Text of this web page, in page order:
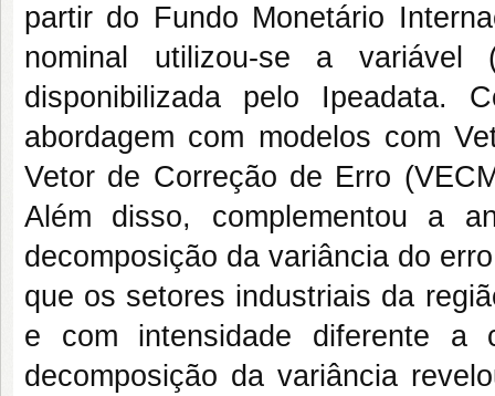
partir do Fundo Monetário
nominal utilizou-se a
disponibilizada pelo Ipeadata.
abordagem com modelos com
Vetor de Correção de Erro
Além disso, complementou a
decomposição da variância do
que os setores industriais da
e com intensidade diferente a
decomposição da variância